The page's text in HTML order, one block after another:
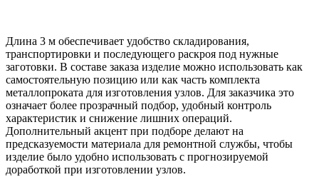
Длина 3 м обеспечивает удобство складирования,
транспортировки и последующего раскроя под нужные
заготовки. В составе заказа изделие можно использовать как
самостоятельную позицию или как часть комплекта
металлопроката для изготовления узлов. Для заказчика это
означает более прозрачный подбор, удобный контроль
характеристик и снижение лишних операций.
Дополнительный акцент при подборе делают на
предсказуемости материала для ремонтной службы, чтобы
изделие было удобно использовать с прогнозируемой
доработкой при изготовлении узлов.